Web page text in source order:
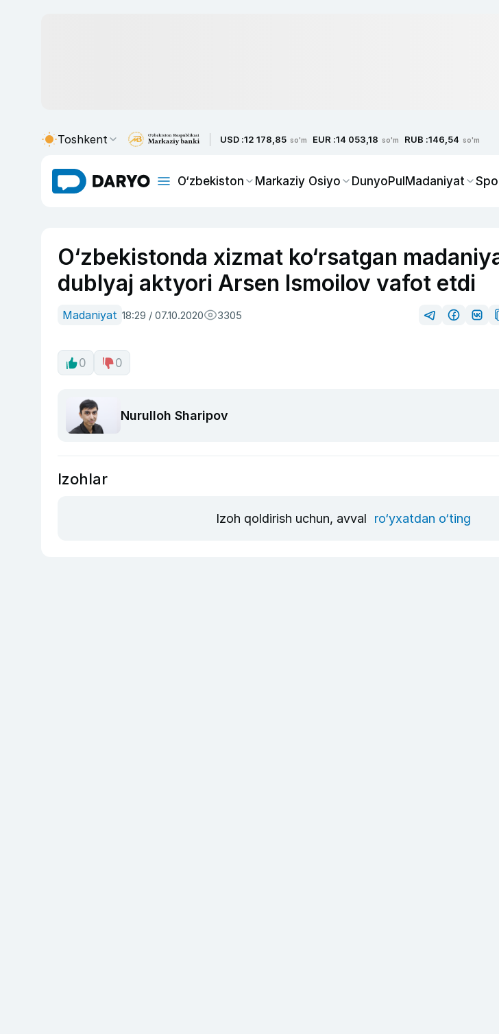
Toshkent USD :12 178,85 so'm EUR :14 053,18 so'm RUB :146,54 so'm
O‘zbekiston Markaziy Osiyo DunyoPulMadaniyat
O‘zbekistonda xizmat ko‘rsatgan
dublyaj aktyori Arsen Ismoilov vafot etdi
Madaniyat 18:29 / 07.10.2020 3305
0 0
Nurulloh Sharipov
Izohlar
Izoh qoldirish uchun, avval ro‘yxatdan o‘ting